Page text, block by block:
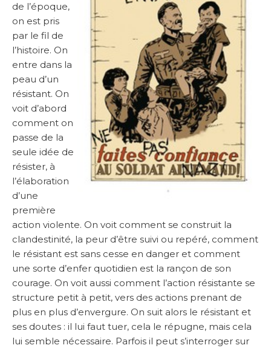
de l’époque,
on est pris
par le fil de
l’histoire. On
entre dans la
peau d’un
résistant. On
voit d’abord
comment on
passe de la
seule idée de
résister, à
l’élaboration
d’une
première
action violente. On voit comment se construit la
clandestinité, la peur d’être suivi ou repéré, comment
le résistant est sans cesse en danger et comment
une sorte d’enfer quotidien est la rançon de son
courage. On voit aussi comment l’action résistante se
structure petit à petit, vers des actions prenant de
plus en plus d’envergure. On suit alors le résistant et
ses doutes : il lui faut tuer, cela le répugne, mais cela
lui semble nécessaire. Parfois il peut s’interroger sur